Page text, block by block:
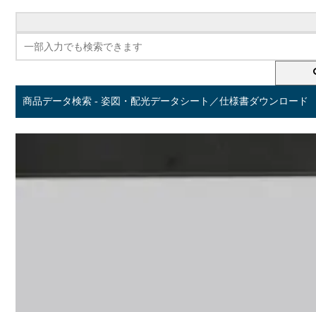
商品データ検索 - 姿図・配光データシート／仕様書ダウンロード